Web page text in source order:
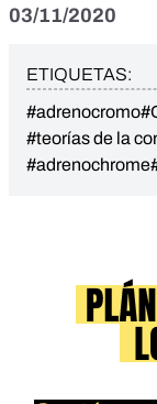
03/11/2020
ETIQUETAS:
#adrenocromo
#teorías de la
#adrenochrome